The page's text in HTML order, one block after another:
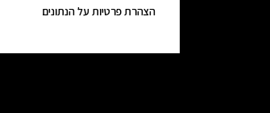
הצהרת פרטיות על הנתונים